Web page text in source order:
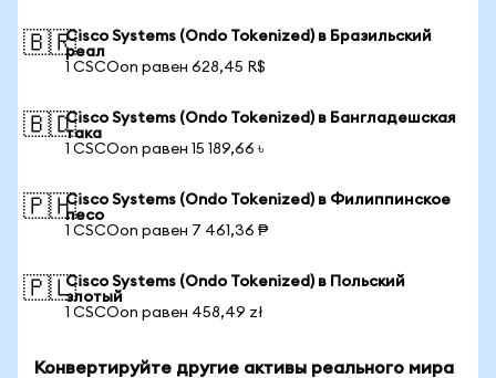
🇧🇷Cisco Systems (Ondo Tokenized) в Бразильский
реал
1 CSCOon равен 628,45 R$
🇧🇩Cisco Systems (Ondo Tokenized) в Бангладешская
така
1 CSCOon равен 15 189,66 ৳
🇵🇭Cisco Systems (Ondo Tokenized) в Филиппинское
песо
1 CSCOon равен 7 461,36 ₱
🇵🇱Cisco Systems (Ondo Tokenized) в Польский
злотый
1 CSCOon равен 458,49 zł
Конвертируйте другие активы реального мира